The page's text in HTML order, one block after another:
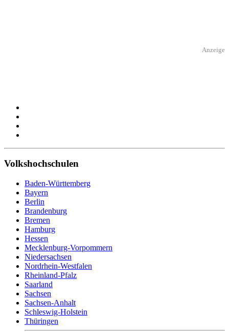
Anzeige
Volkshochschulen
Baden-Württemberg
Bayern
Berlin
Brandenburg
Bremen
Hamburg
Hessen
Mecklenburg-Vorpommern
Niedersachsen
Nordrhein-Westfalen
Rheinland-Pfalz
Saarland
Sachsen
Sachsen-Anhalt
Schleswig-Holstein
Thüringen